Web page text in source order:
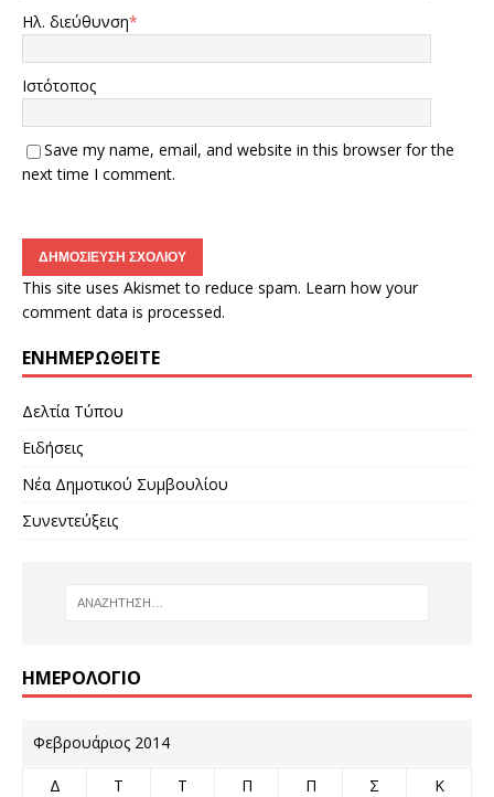
Ηλ. διεύθυνση*
Ιστότοπος
Save my name, email, and website in this browser for the
next time I comment.
This site uses Akismet to reduce spam. Learn how your
comment data is processed.
ΕΝΗΜΕΡΩΘΕΊΤΕ
Δελτία Τύπου
Ειδήσεις
Νέα Δημοτικού Συμβουλίου
Συνεντεύξεις
ΗΜΕΡΟΛΌΓΙΟ
Φεβρουάριος 2014
Δ Τ Τ Π Π Σ
Κ